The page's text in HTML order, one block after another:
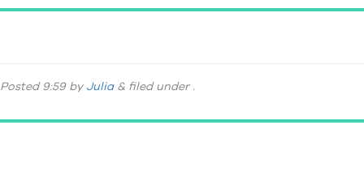
Posted9:59by Julia & filed under .